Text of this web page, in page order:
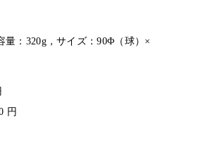
量：320g，サイズ：90Φ（球）×
円